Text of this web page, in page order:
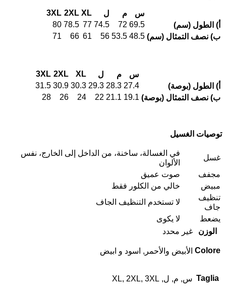
س م ل XL
2XL
3XL
أ) الطول (سم)
69.5
72
74.5
77
78.5
80
ب) نصف التمثال (سم) 48.5
53.5
56
61
66
71
س م ل XL
2XL
3XL
أ) الطول (بوصة)
27.4
28.3
29.3
30.3
30.9
31.5
ب) نصف التمثال (بوصة) 19.1
21.1
22
24
26
28
توصيات الغسيل
غسل
في الغسالة، ساخنة، من الداخل إلى الخارج، نفس
الألوان
مجفف
صوت عميق
مبيض
خالي من الكلور فقط
تنظيف
جاف
لا تستخدم التنظيف الجاف
يضعط
لا يكوى
الوزن
غير محدد
Colore الأبيض والأحمر, اسود و ابيض
Taglia س, م, ل, XL, 2XL, 3XL